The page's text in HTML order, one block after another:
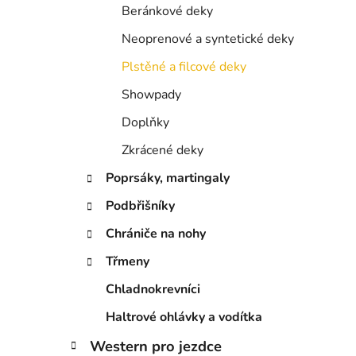
Beránkové deky
Neoprenové a syntetické deky
Plstěné a filcové deky
Showpady
Doplňky
Zkrácené deky
Poprsáky, martingaly
Podbřišníky
Chrániče na nohy
Třmeny
Chladnokrevníci
Haltrové ohlávky a vodítka
Western pro jezdce